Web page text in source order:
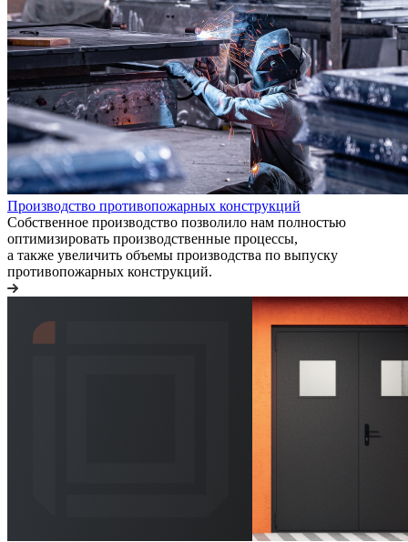
Производство противопожарных конструкций
Собственное производство позволило нам полностью
оптимизировать производственные процессы,
а также увеличить объемы производства по выпуску
противопожарных конструкций.